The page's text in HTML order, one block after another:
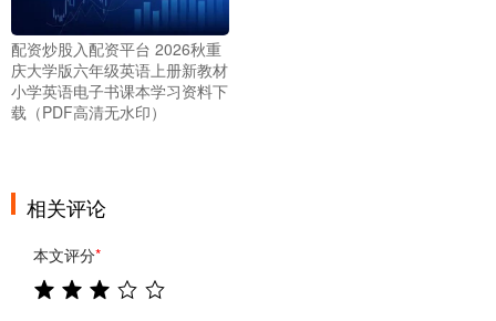
配资炒股入配资平台 2026秋重
庆大学版六年级英语上册新教材
小学英语电子书课本学习资料下
载（PDF高清无水印）
相关评论
本文评分*